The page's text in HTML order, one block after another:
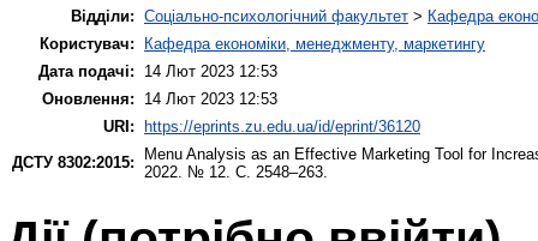
Відділи: Соціально-психологічний факультет > Кафедра
Користувач:
Кафедра економіки, менеджменту, маркетингу
Дата подачі:
14 Лют 2023 12:53
Оновлення:
14 Лют 2023 12:53
URI:
https://eprints.zu.edu.ua/id/eprint/36120
ДСТУ 8302:2015:
Menu Analysis as an Effective Marketing Tool for
2022. № 12. С. 2548–263.